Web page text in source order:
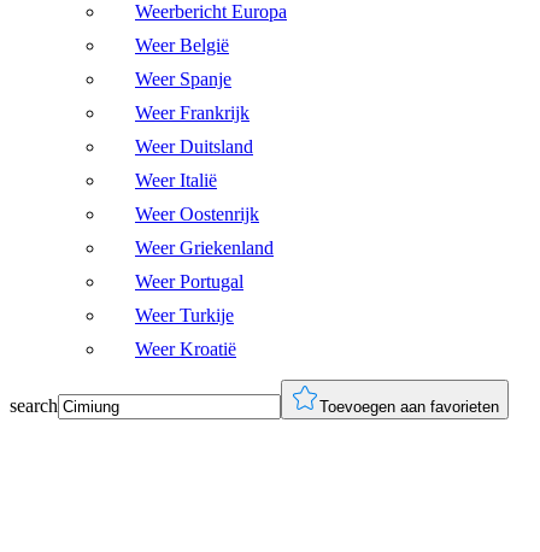
Weerbericht Europa
Weer België
Weer Spanje
Weer Frankrijk
Weer Duitsland
Weer Italië
Weer Oostenrijk
Weer Griekenland
Weer Portugal
Weer Turkije
Weer Kroatië
search Toevoegen aan favorieten